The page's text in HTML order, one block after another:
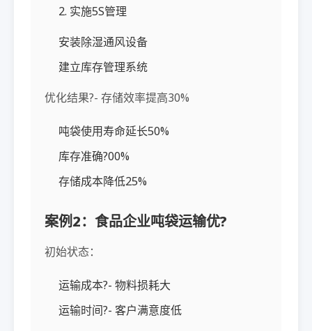
2. 实施5S管理
安装除湿通风设备
建立库存管理系统
优化结果?- 存储效率提高30%
吨袋使用寿命延长50%
库存准确?00%
存储成本降低25%
案例2：食品企业吨袋运输优?
初始状态：
运输成本?- 物料损耗大
运输时间?- 客户满意度低